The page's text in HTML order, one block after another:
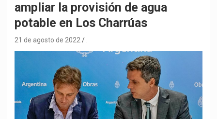
ampliar la provisión de agua
potable en Los Charrúas
21 de agosto de 2022